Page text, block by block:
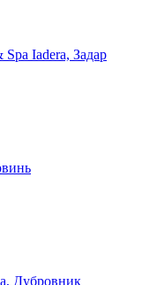
Iadera, Задар
Дубровник